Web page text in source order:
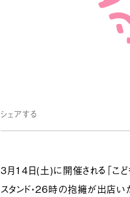
シェアする
3月14日(土)に開催される「こど
スタンド・26時の抱擁が出店い